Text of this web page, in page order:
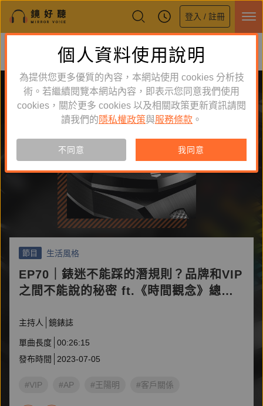
登入 / 註冊
鏡好聽全新APP上線
體驗全面升級，即刻下載
節目 生活風格
EP70｜錶迷不能踩的潛規則？品牌和VIP
之間不能說的秘密 ft.《時間觀念》總編
主持人 鏡錶誌
單曲長度 00:26:15
發布時間
2023-07-05
#VIP #AP #王陽明 #客戶關係
個人資料使用說明
為提供您更多優質的內容，本網站使用 cookies 分析技
術。若繼續閱覽本網站內容，即表示您同意我們使用
cookies，關於更多 cookies 以及相關政策更新資訊請閱
讀我們的 隱私權政策與服務條款 。
不同意 我同意